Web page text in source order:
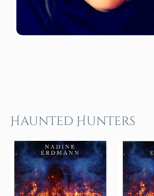
Haunted Hunters